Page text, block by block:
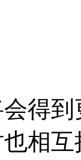
得
相